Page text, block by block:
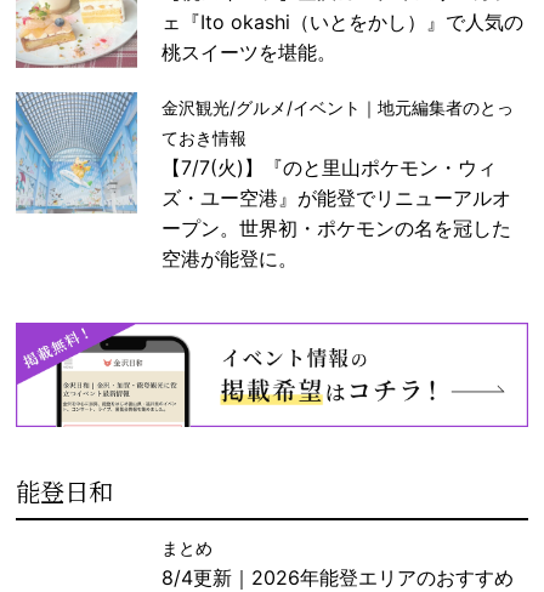
ェ『Ito okashi（いとをかし）』で人気の
桃スイーツを堪能。
金沢観光/グルメ/イベント｜地元編集者のとっ
ておき情報
【7/7(火)】『のと里山ポケモン・ウィ
ズ・ユー空港』が能登でリニューアルオ
ープン。世界初・ポケモンの名を冠した
空港が能登に。
能登日和
まとめ
8/4更新｜2026年能登エリアのおすすめ